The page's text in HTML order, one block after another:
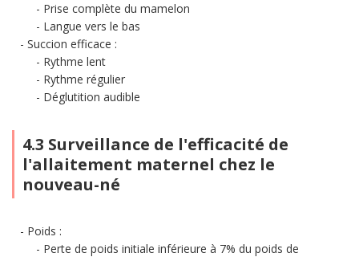
Prise complète du mamelon
Langue vers le bas
Succion efficace :
Rythme lent
Rythme régulier
Déglutition audible
4.3 Surveillance de l'efficacité de
l'allaitement maternel chez le
nouveau-né
Poids :
Perte de poids initiale inférieure à 7% du poids de